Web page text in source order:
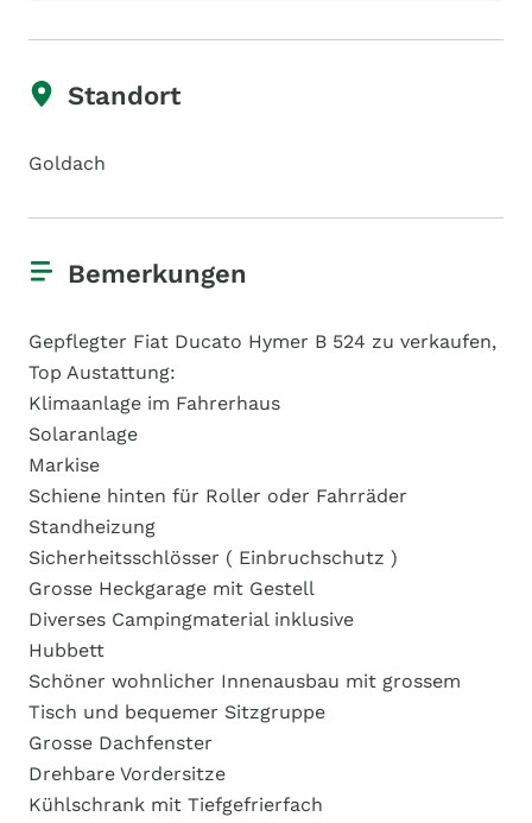
Standort
Goldach
Bemerkungen
Gepflegter Fiat Ducato Hymer B 524 zu verkaufen,
Top Austattung:
Klimaanlage im Fahrerhaus
Solaranlage
Markise
Schiene hinten für Roller oder Fahrräder
Standheizung
Sicherheitsschlösser ( Einbruchschutz )
Grosse Heckgarage mit Gestell
Diverses Campingmaterial inklusive
Hubbett
Schöner wohnlicher Innenausbau mit grossem
Tisch und bequemer Sitzgruppe
Grosse Dachfenster
Drehbare Vordersitze
Kühlschrank mit Tiefgefrierfach